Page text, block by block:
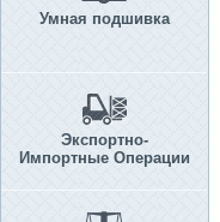
Умная подшивка
Экспортно-
Импортные Операции